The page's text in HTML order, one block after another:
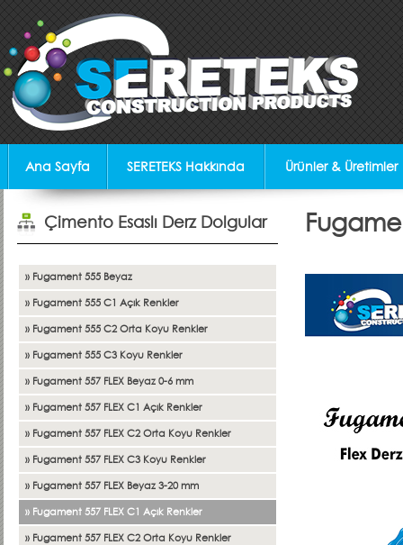
Ana Sayfa SERETEKS Hakkında Ürünler & Üretimler
Çimento Esaslı Derz Dolgular
» Fugament 555 Beyaz
» Fugament 555 C1 Açık Renkler
» Fugament 555 C2 Orta Koyu Renkler
» Fugament 555 C3 Koyu Renkler
» Fugament 557 FLEX Beyaz 0-6 mm
» Fugament 557 FLEX C1 Açık Renkler
» Fugament 557 FLEX C2 Orta Koyu Renkler
» Fugament 557 FLEX C3 Koyu Renkler
» Fugament 557 FLEX Beyaz 3-20 mm
» Fugament 557 FLEX C1 Açık Renkler
» Fugament 557 FLEX C2 Orta Koyu Renkler